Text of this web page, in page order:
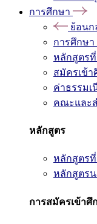
การศึกษา
ย้อนก
การศึกษา
หลักสูตร
สมัครเข้า
ค่าธรรมเ
คณะและ
หลักสูตร
หลักสูตรที่
หลักสูตร
การสมัครเข้าศึ